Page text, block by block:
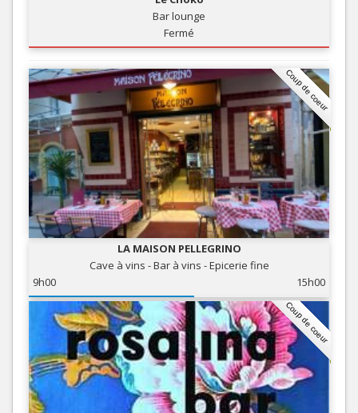
Bar lounge
Fermé
Coup de coeur
LA MAISON PELLEGRINO
Cave à vins - Bar à vins - Epicerie fine
9h00
15h00
Coup de coeur